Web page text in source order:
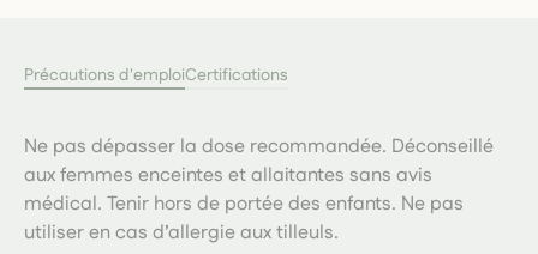
Précautions d'emploiCertifications
Ne pas dépasser la dose recommandée. Déconseillé
aux femmes enceintes et allaitantes sans avis
médical. Tenir hors de portée des enfants. Ne pas
utiliser en cas d’allergie aux tilleuls.